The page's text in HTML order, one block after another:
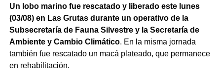
dólares para equipamiento y modernización de los
hospitales.
El gobernador está acompañado por el ministro de
Desarrollo Económico y Productivo, Carlos Banacloy; el
ministro de Salud, Demetrio Thalasselis; el ministro de
Un lobo marino fue rescatado y liberado este lunes
(03/08) en Las Grutas durante un operativo de la
Subsecretaría de Fauna Silvestre y la Secretaría de
Ambiente y Cambio Climático. En la misma jornada
también fue rescatado un macá plateado, que permanece
en rehabilitación.